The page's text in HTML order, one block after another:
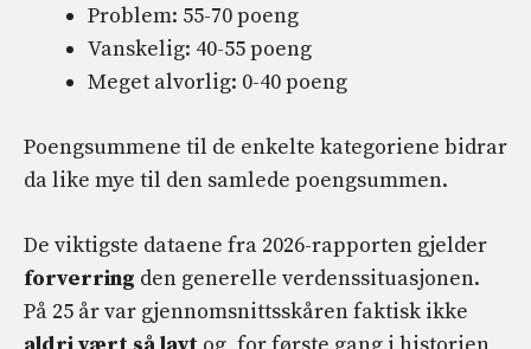
Problem: 55-70 poeng
Vanskelig: 40-55 poeng
Meget alvorlig: 0-40 poeng
Poengsummene til de enkelte kategoriene bidrar
da like mye til den samlede poengsummen.
De viktigste dataene fra 2026-rapporten gjelder
forverring den generelle verdenssituasjonen.
På 25 år var gjennomsnittsskåren faktisk ikke